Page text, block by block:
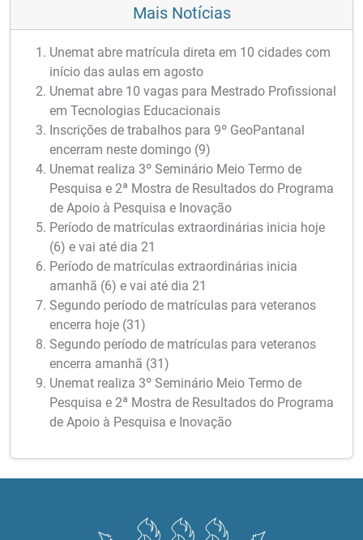
Mais Notícias
Unemat abre matrícula direta em 10 cidades com
início das aulas em agosto
Unemat abre 10 vagas para Mestrado Profissional
em Tecnologias Educacionais
Inscrições de trabalhos para 9º GeoPantanal
encerram neste domingo (9)
Unemat realiza 3º Seminário Meio Termo de
Pesquisa e 2ª Mostra de Resultados do Programa
de Apoio à Pesquisa e Inovação
Período de matrículas extraordinárias inicia hoje
(6) e vai até dia 21
Período de matrículas extraordinárias inicia
amanhã (6) e vai até dia 21
Segundo período de matrículas para veteranos
encerra hoje (31)
Segundo período de matrículas para veteranos
encerra amanhã (31)
Unemat realiza 3º Seminário Meio Termo de
Pesquisa e 2ª Mostra de Resultados do Programa
de Apoio à Pesquisa e Inovação